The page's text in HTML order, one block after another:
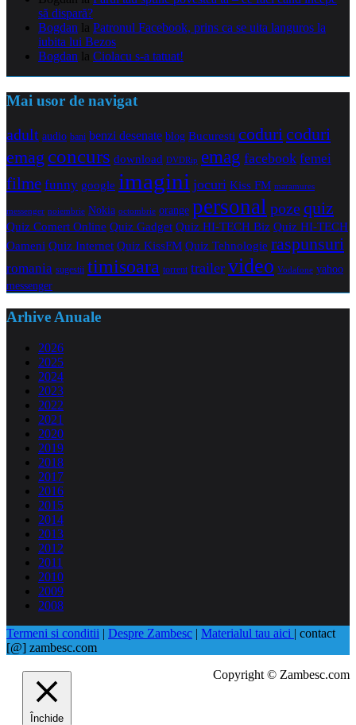
să dispară?
Bogdan la Patronul Facebook, prins ca se uita languros la
iubita lui Bezos
Bogdan la Ciolacu s-a tatuat!
Mai usor de navigat
adult audio bani benzi desenate blog Bucuresti coduricoduri
emag concurs download DVDRip emag facebook femei
filme funny google imagini jocuri Kiss FM maramures
messenger noiembrie Nokia octombrie orange personal pozequiz
Quiz Comert Online Quiz Gadget Quiz HI-TECH Biz Quiz HI-TECH
Oameni Quiz Internet Quiz KissFM Quiz Tehnologie raspunsuri
romania sugestii timisoara torrent trailer video Vodafone yahoo
messenger
Arhive Anuale
2026
2025
2024
2023
2022
2021
2020
2019
2018
2017
2016
2015
2014
2013
2012
2011
2010
2009
2008
Termeni si conditii | Despre Zambesc | Materialul tau aici | contact
[@] zambesc.com
Copyright © Zambesc.com
Închide